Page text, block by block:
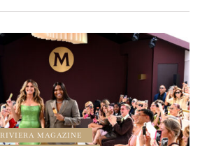
À LA UNE
AMILCAR CHRONOS MAGAZINE
AMILCAR MAGAZINE
AMILCAR MAGAZINE
AMILCAR WATCHES MAGAZINE
CINEMA